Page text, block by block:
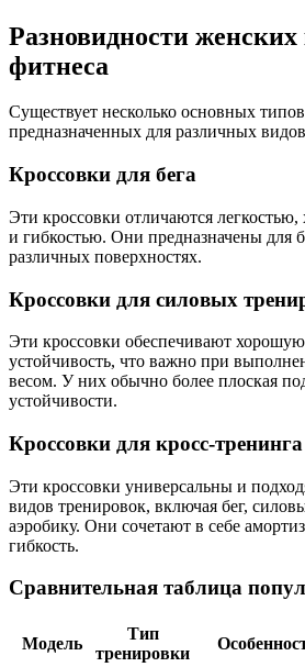
Разновидности женских
фитнеса
Существует несколько основных
предназначенных для различных
Кроссовки для бега
Эти кроссовки отличаются
и гибкостью. Они предназначены для
различных поверхностях.
Кроссовки для силовых
Эти кроссовки обеспечивают
устойчивость, что важно при
весом. У них обычно более плоская
устойчивости.
Кроссовки для кросс-тренинга
Эти кроссовки универсальны и
видов тренировок, включая бег,
аэробику. Они сочетают в себе
гибкость.
Сравнительная таблица
Модель
Тип
тренировки